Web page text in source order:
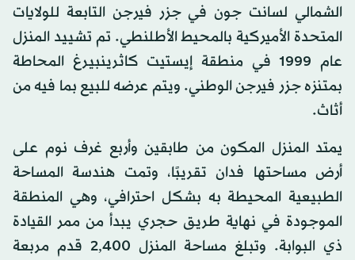
الشمالي لسانت جون في جزر فيرجن التابعة للولايات
المتحدة الأميركية بالمحيط الأطلنطي. تم تشييد المنزل
عام 1999 في منطقة إيستيت كاثرينبيرغ المحاطة
بمتنزه جزر فيرجن الوطني. ويتم عرضه للبيع بما فيه من
أثاث.
يمتد المنزل المكون من طابقين وأربع غرف نوم على
أرض مساحتها فدان تقريبًا، وتمت هندسة المساحة
الطبيعية المحيطة به بشكل احترافي، وهي المنطقة
الموجودة في نهاية طريق حجري يبدأ من ممر القيادة
ذي البوابة. وتبلغ مساحة المنزل 2,400 قدم مربعة